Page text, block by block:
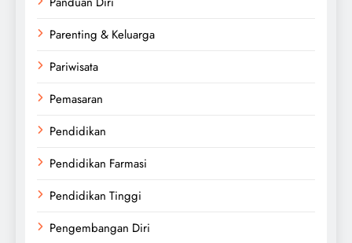
Parenting & Keluarga
Pariwisata
Pemasaran
Pendidikan
Pendidikan Farmasi
Pendidikan Tinggi
Pengembangan Diri